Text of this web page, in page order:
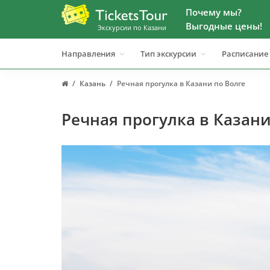
Экскурсии по Казани
Почему мы?
Выгодные цены!
Направления Тип экскурсии Расписание
Казань Речная прогулка в Казани по Волге
Речная прогулка в